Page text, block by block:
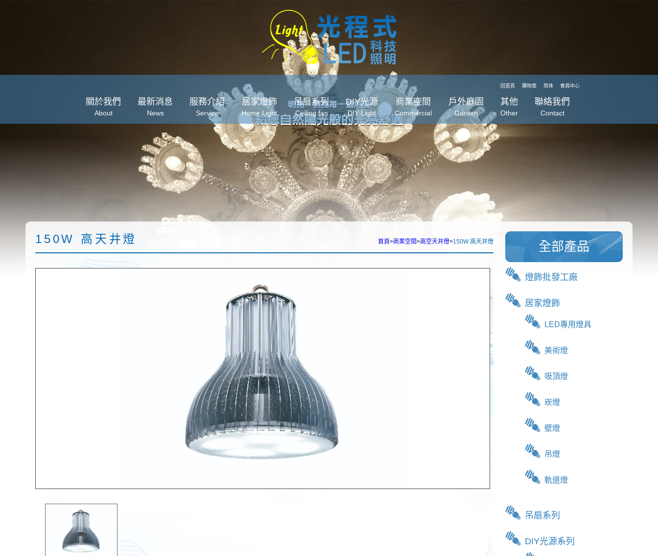
回首頁 購物車 简体 會員中心
關於我們
About
最新消息
News
服務介紹
Service
居家燈飾
Home Light
吊扇系列
Ceiling fan
DIY光源
DIY Light
商業空間
Commercial
戶外庭園
Garden
其他
Other
聯絡我們
Contact
150W 高天井燈 首頁>商業空間>高空天井燈>150W 高天井燈 全部產品
燈飾批發工廠
居家燈飾
LED專用燈具
美術燈
吸頂燈
崁燈
壁燈
吊燈
軌道燈
吊扇系列
DIY光源系列